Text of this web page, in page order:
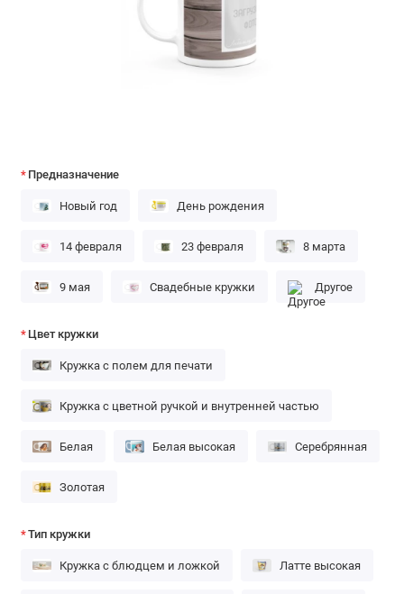
Предназначение
Новый год День рождения
14 февраля 23 февраля 8 марта
9 мая Свадебные кружки Другое
Цвет кружки
Кружка с полем для печати
Кружка с цветной ручкой и внутренней частью
Белая Белая высокая Серебрянная
Золотая
Тип кружки
Кружка с блюдцем и ложкой Латте высокая